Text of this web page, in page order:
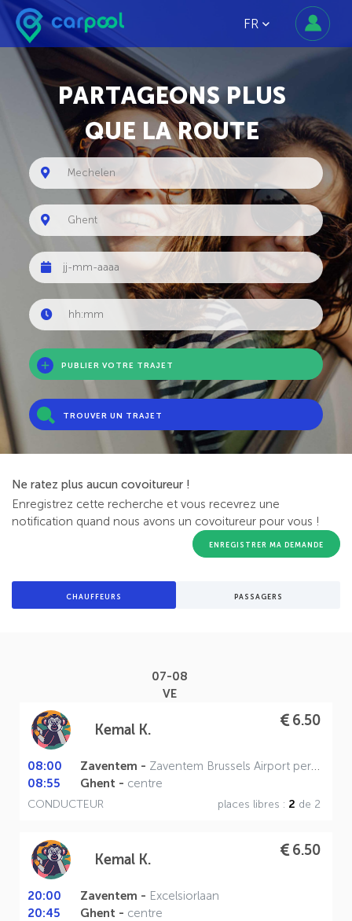
FR
PARTAGEONS PLUS
QUE LA ROUTE
PUBLIER VOTRE TRAJET
TROUVER UN TRAJET
Ne ratez plus aucun covoitureur !
Enregistrez cette recherche et vous recevrez une
notification quand nous avons un covoitureur pour vous !
ENREGISTRER MA DEMANDE
CHAUFFEURS PASSAGERS
07-08
VE
Kemal K.
6.50
08:00 Zaventem - Zaventem Brussels Airport perron A
08:55
Ghent - centre
CONDUCTEUR places libres : 2 de 2
Kemal K.
6.50
20:00 Zaventem - Excelsiorlaan
20:45
Ghent - centre